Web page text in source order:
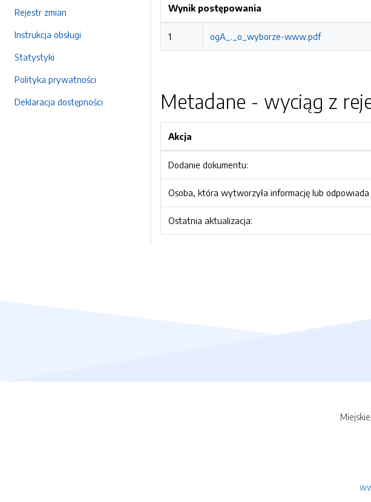
Rejestr zmian
Instrukcja obsługi
Statystyki
Polityka prywatności
Deklaracja dostępności
Wynik postępowania
1 ogA_._o_wyborze-www.pdf
Metadane - wyciąg z
Akcja
Dodanie dokumentu:
Osoba, która wytworzyła informację lub odpowiada
Ostatnia aktualizacja: